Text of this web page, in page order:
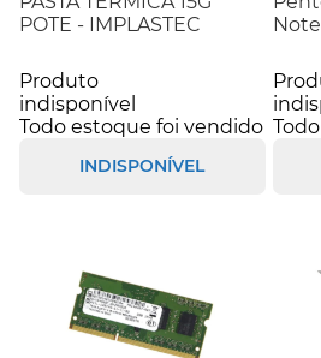
POTE - IMPLASTEC
Produto
indisponível
Todo estoque foi vendido
INDISPONÍVEL